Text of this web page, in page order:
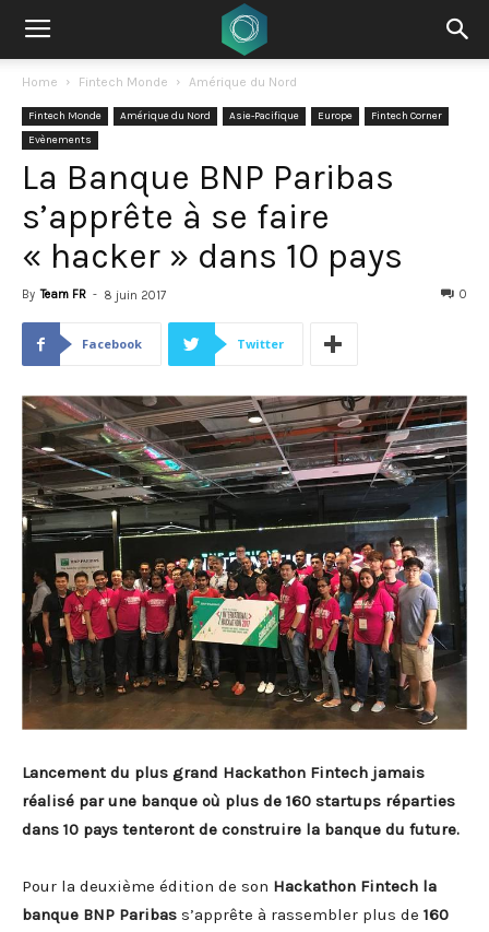
Home Fintech Monde Amérique du Nord
Fintech Monde Amérique du Nord Asie-Pacifique Europe
Fintech Corner
Evènements
La Banque BNP Paribas
s’apprête à se faire
« hacker » dans 10 pays
By Team FR - 8 juin 2017 0
Facebook Twitter
Lancement du plus grand Hackathon Fintech jamais
réalisé par une banque où plus de 160 startups réparties
dans 10 pays tenteront de construire la banque du future.
Pour la deuxième édition de son Hackathon Fintech la
banque BNP Paribas s’apprête à rassembler plus de 160